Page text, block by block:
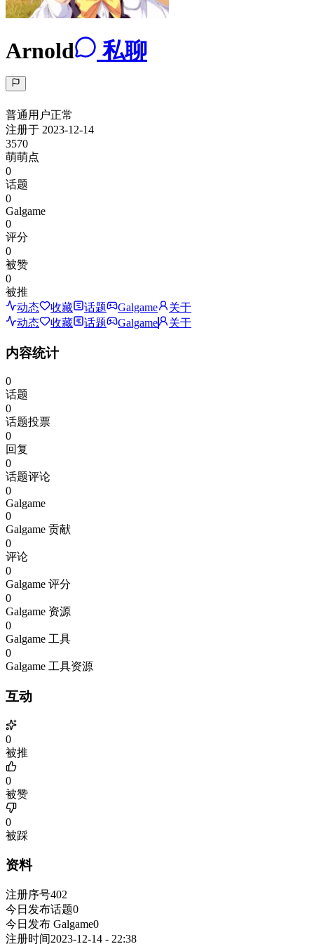
Arnold 私聊
普通用户正常
注册于 2023-12-14
3570
萌萌点
0
话题
0
Galgame
0
评分
0
被赞
0
被推
动态
收藏 话题 Galgame
关于
动态
收藏 话题 Galgame 关于
内容统计
0
话题
0
话题投票
0
回复
0
话题评论
0
Galgame
0
Galgame 贡献
0
评论
0
Galgame 评分
0
Galgame 资源
0
Galgame 工具
0
Galgame 工具资源
互动
0
被推
0
被赞
0
被踩
资料
注册序号402
今日发布话题0
今日发布 Galgame0
注册时间2023-12-14 - 22:38